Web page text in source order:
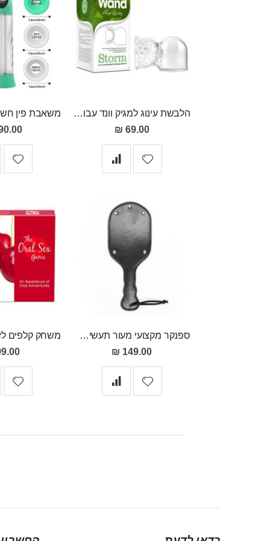
הלבשת עינוג למגיק וונד עבור גבר מסיליקון
69.00 ₪
₪
ספנקר מקצועי מעור תעשיתי חזק במיוחד Svipdag
149.00 ₪
₪